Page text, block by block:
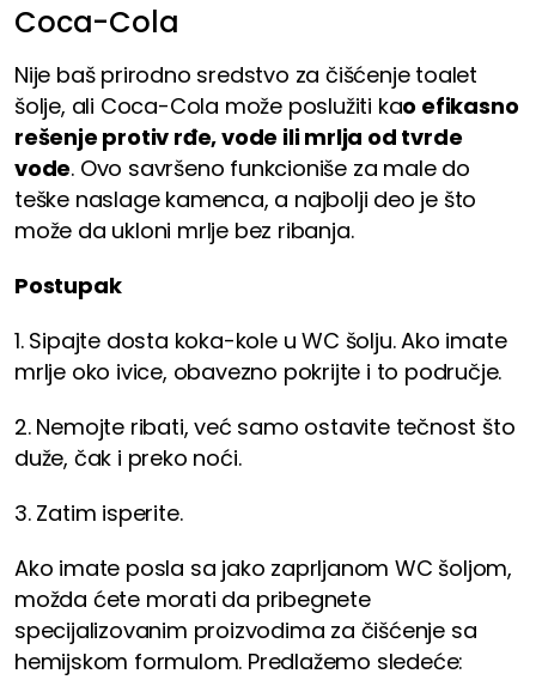
Coca-Cola
Nije baš prirodno sredstvo za čišćenje toalet
šolje, ali Coca-Cola može poslužiti kao efikasno
rešenje protiv rđe, vode ili mrlja od tvrde
vode. Ovo savršeno funkcioniše za male do
teške naslage kamenca, a najbolji deo je što
može da ukloni mrlje bez ribanja.
Postupak
1. Sipajte dosta koka-kole u ​​WC šolju. Ako imate
mrlje oko ivice, obavezno pokrijte i to područje.
2. Nemojte ribati, već samo ostavite tečnost što
duže, čak i preko noći.
3. Zatim isperite.
Ako imate posla sa jako zaprljanom WC šoljom,
možda ćete morati da pribegnete
specijalizovanim proizvodima za čišćenje sa
hemijskom formulom. Predlažemo sledeće: